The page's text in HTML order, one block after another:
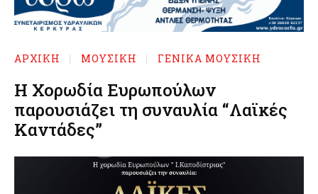
ΑΡΧΙΚΉ ΜΟΥΣΙΚΗ ΓΕΝΙΚΑ ΜΟΥΣΙΚΗ
Η Χορωδία Ευρωπούλων
παρουσιάζει τη συναυλία “Λαϊκές
Καντάδες”